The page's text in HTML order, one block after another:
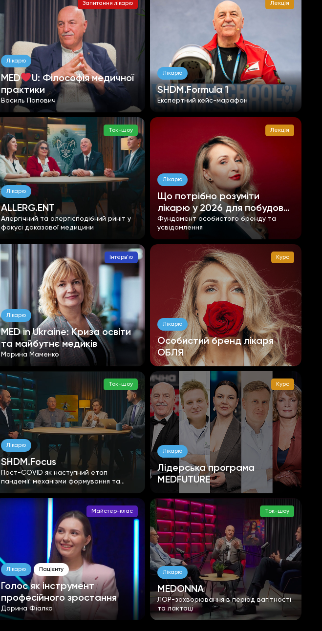
Запитання лікарю
Лікарю
MED
U: Філософія медичної
практики
Василь Попович
Лекція
Лікарю
SHDM.Formula 1
Експертний кейс-марафон
Ток-шоу
Лікарю
ALLERG.ENT
Алергічний та алергієподібний риніт у
фокусі доказової медицини
Лекція
Лікарю
Що потрібно розуміти
лікарю у 2026 для побудови
ОБ
Фундамент особистого бренду та
усвідомлення
Інтерв'ю
Лікарю
MED in Ukraine: Криза освіти
та майбутнє медиків
Марина Маменко
Курс
Лікарю
Особистий бренд лікаря
ОБЛЯ
Ток-шоу
Лікарю
SHDM.Focus
Пост-COVID як наступний етап
пандемії: механізми формування та
превенції
Курс
Лікарю
Лідерська програма
MEDFUTURE
Майстер-клас
Лікарю Пацієнту
Голос як інструмент
професійного зростання
Дарина Фіалко
Ток-шоу
Лікарю
MEDONNA
ЛОР-захворювання в період вагітності
та лактаці